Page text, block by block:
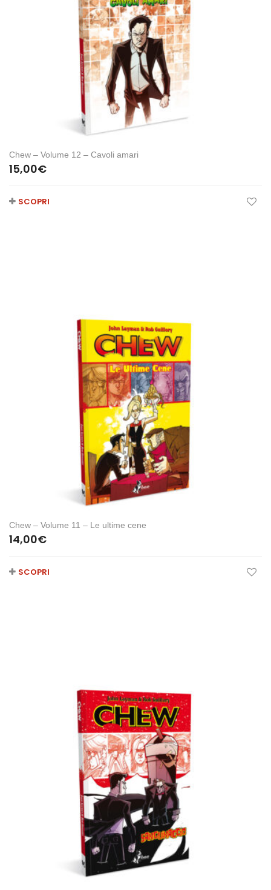
Chew – Volume 12 – Cavoli amari
15,00€
SCOPRI
Chew – Volume 11 – Le ultime cene
14,00€
SCOPRI